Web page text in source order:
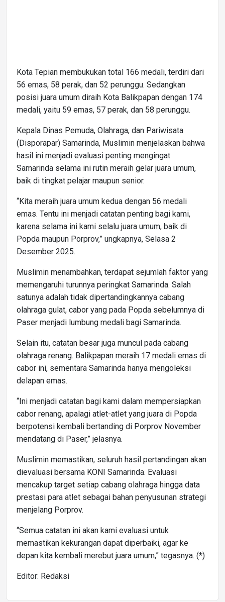
Kota Tepian membukukan total 166 medali, terdiri dari
56 emas, 58 perak, dan 52 perunggu. Sedangkan
posisi juara umum diraih Kota Balikpapan dengan 174
medali, yaitu 59 emas, 57 perak, dan 58 perunggu.
Kepala Dinas Pemuda, Olahraga, dan Pariwisata
(Disporapar) Samarinda, Muslimin menjelaskan bahwa
hasil ini menjadi evaluasi penting mengingat
Samarinda selama ini rutin meraih gelar juara umum,
baik di tingkat pelajar maupun senior.
“Kita meraih juara umum kedua dengan 56 medali
emas. Tentu ini menjadi catatan penting bagi kami,
karena selama ini kami selalu juara umum, baik di
Popda maupun Porprov,” ungkapnya, Selasa 2
Desember 2025.
Muslimin menambahkan, terdapat sejumlah faktor yang
memengaruhi turunnya peringkat Samarinda. Salah
satunya adalah tidak dipertandingkannya cabang
olahraga gulat, cabor yang pada Popda sebelumnya di
Paser menjadi lumbung medali bagi Samarinda.
Selain itu, catatan besar juga muncul pada cabang
olahraga renang. Balikpapan meraih 17 medali emas di
cabor ini, sementara Samarinda hanya mengoleksi
delapan emas.
“Ini menjadi catatan bagi kami dalam mempersiapkan
cabor renang, apalagi atlet-atlet yang juara di Popda
berpotensi kembali bertanding di Porprov November
mendatang di Paser,” jelasnya.
Muslimin memastikan, seluruh hasil pertandingan akan
dievaluasi bersama KONI Samarinda. Evaluasi
mencakup target setiap cabang olahraga hingga data
prestasi para atlet sebagai bahan penyusunan strategi
menjelang Porprov.
“Semua catatan ini akan kami evaluasi untuk
memastikan kekurangan dapat diperbaiki, agar ke
depan kita kembali merebut juara umum,” tegasnya. (*)
Editor: Redaksi